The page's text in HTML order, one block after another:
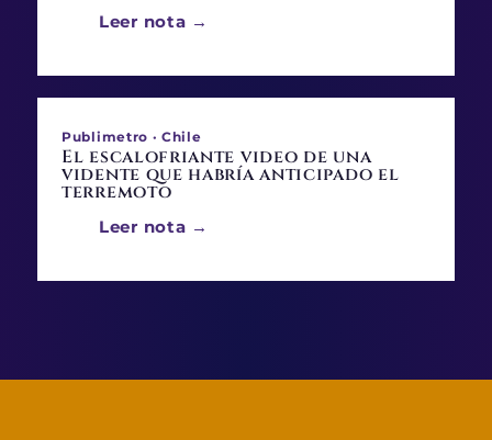
Leer nota →
Publimetro · Chile
El escalofriante video de una
vidente que habría anticipado el
terremoto
Leer nota →